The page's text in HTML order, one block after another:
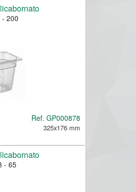
Ref. GP000878
325x176 mm
- 200
- 65